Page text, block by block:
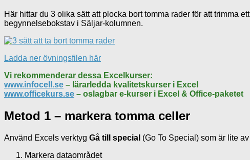
Här hittar du 3 olika sätt att plocka bort tomma rader för att trimma
begynnelsebokstav i Säljar-kolumnen.
Ladda ner övningsfilen här
Vi rekommenderar dessa Excelkurser:
www.infocell.se – lärarledda kvalitetskurser i Excel
www.officekurs.se – oslagbar e-kurser i Excel & Office-paketet
Metod 1 – markera tomma celler
Använd Excels verktyg Gå till special (Go To Special) som är lite
Markera dataområdet